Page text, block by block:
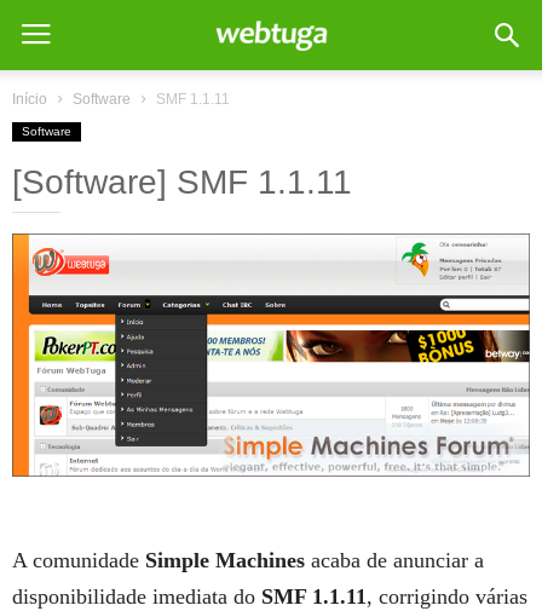
Início Software SMF 1.1.11
Software
[Software] SMF 1.1.11
A comunidade Simple Machines acaba de anunciar a
disponibilidade imediata do SMF 1.1.11, corrigindo várias